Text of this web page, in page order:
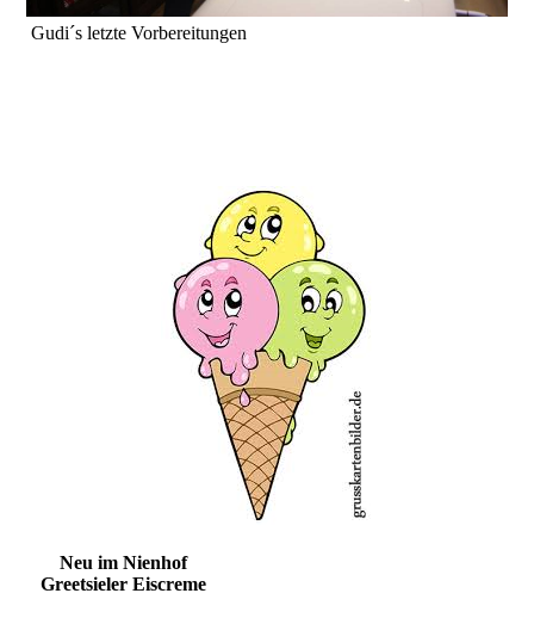
Gudi´s letzte Vorbereitungen
Neu im Nienhof
Greetsieler Eiscreme